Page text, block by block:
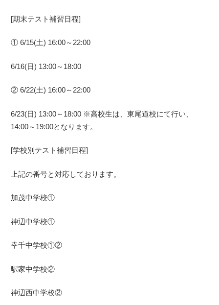
[期末テスト補習日程]
① 6/15(土) 16:00～22:00
6/16(日) 13:00～18:00
② 6/22(土) 16:00～22:00
6/23(日) 13:00～18:00 ※高校生は、東尾道校にて行い、
14:00～19:00となります。
[学校別テスト補習日程]
上記の番号と対応しております。
加茂中学校①
神辺中学校①
幸千中学校①②
駅家中学校②
神辺西中学校②